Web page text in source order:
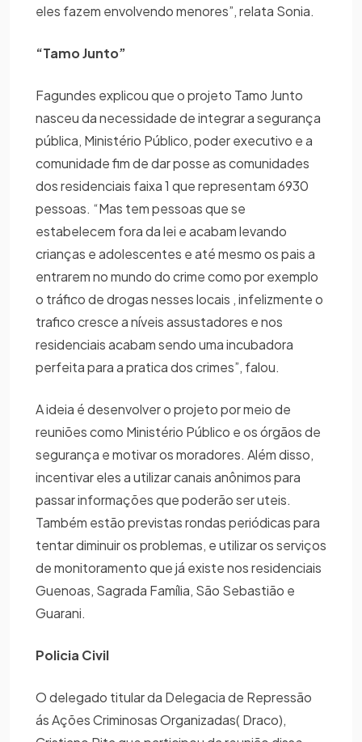
eles fazem envolvendo menores”, relata Sonia.
“Tamo Junto”
Fagundes explicou que o projeto Tamo Junto
nasceu da necessidade de integrar a segurança
pública, Ministério Público, poder executivo e a
comunidade fim de dar posse as comunidades
dos residenciais faixa 1 que representam 6930
pessoas. “Mas tem pessoas que se
estabelecem fora da lei e acabam levando
crianças e adolescentes e até mesmo os pais a
entrarem no mundo do crime como por exemplo
o tráfico de drogas nesses locais , infelizmente o
trafico cresce a níveis assustadores e nos
residenciais acabam sendo uma incubadora
perfeita para a pratica dos crimes”, falou.
A ideia é desenvolver o projeto por meio de
reuniões como Ministério Público e os órgãos de
segurança e motivar os moradores. Além disso,
incentivar eles a utilizar canais anônimos para
passar informações que poderão ser uteis.
Também estão previstas rondas periódicas para
tentar diminuir os problemas, e utilizar os serviços
de monitoramento que já existe nos residenciais
Guenoas, Sagrada Família, São Sebastião e
Guarani.
Policia Civil
O delegado titular da Delegacia de Repressão
ás Ações Criminosas Organizadas( Draco),